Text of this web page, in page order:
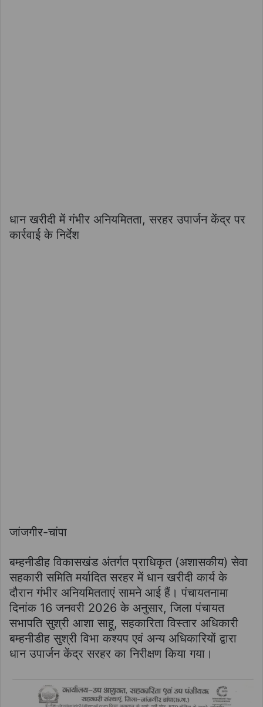
धान खरीदी में गंभीर अनियमितता, सरहर उपार्जन केंद्र पर
कार्रवाई के निर्देश
जांजगीर-चांपा
बम्हनीडीह विकासखंड अंतर्गत प्राधिकृत (अशासकीय) सेवा
सहकारी समिति मर्यादित सरहर में धान खरीदी कार्य के
दौरान गंभीर अनियमितताएं सामने आई हैं। पंचायतनामा
दिनांक 16 जनवरी 2026 के अनुसार, जिला पंचायत
सभापति सुश्री आशा साहू, सहकारिता विस्तार अधिकारी
बम्हनीडीह सुश्री विभा कश्यप एवं अन्य अधिकारियों द्वारा
धान उपार्जन केंद्र सरहर का निरीक्षण किया गया।